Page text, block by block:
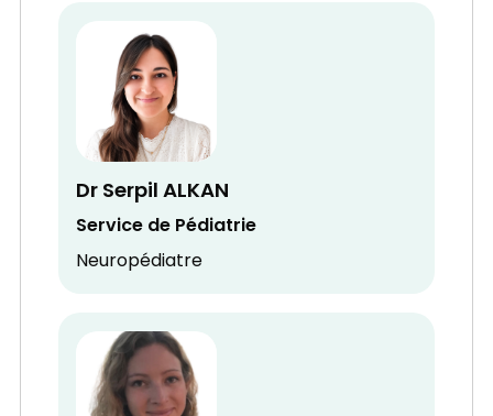
Dr Serpil ALKAN
Service de Pédiatrie
Neuropédiatre